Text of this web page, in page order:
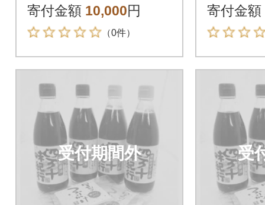
だし醤油・ゆずポン
酢4本 Ess-05
寄付金額 10,000円
（0件）
だし醤
酢4本
寄付金額
受付期間外 受